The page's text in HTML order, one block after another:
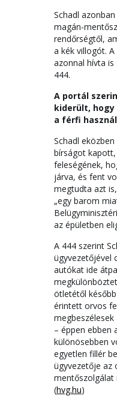
Schadl
magán-
rendőrségtől,
a kék villogót.
azonnal hívta
444.
A portál
kiderült,
a férfi
Schadl
bírságot
feleségének,
járva, és fent
megtudta azt
„egy barom
az épületben
A 444 szerint
ügyvezetőjével
autókat ide
ötletétől
érintett orvos
– éppen ebben
különösebben
egyetlen fillér
ügyvezetője az
mentőszolgálat
(hvg.hu)